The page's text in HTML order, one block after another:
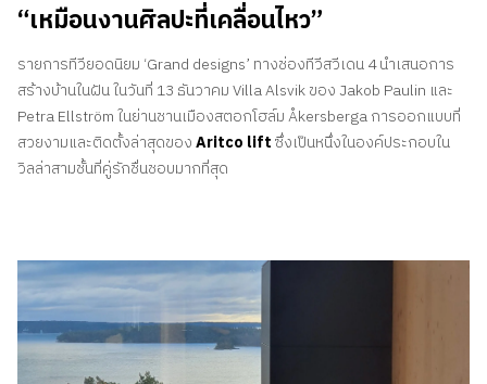
คําถามที่พบบ่อย
TH
“เหมือนงานศิลปะที่เคลื่อนไหว”
รายการทีวียอดนิยม ‘Grand designs’ ทางช่องทีวีสวีเดน 4 นำเสนอการ
สร้างบ้านในฝัน ในวันที่ 13 ธันวาคม Villa Alsvik ของ Jakob Paulin และ
Petra Ellström ในย่านชานเมืองสตอกโฮล์ม Åkersberga การออกแบบที่
สวยงามและติดตั้งล่าสุดของAritco liftซึ่งเป็นหนึ่งในองค์ประกอบใน
วิลล่าสามชั้นที่คู่รักชื่นชอบมากที่สุด